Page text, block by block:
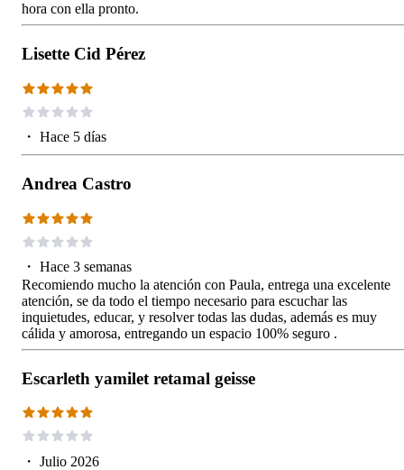
hora con ella pronto.
Lisette Cid Pérez
・ Hace 5 días
Andrea Castro
・ Hace 3 semanas
Recomiendo mucho la atención con Paula, entrega una excelente
atención, se da todo el tiempo necesario para escuchar las
inquietudes, educar, y resolver todas las dudas, además es muy
cálida y amorosa, entregando un espacio 100% seguro .
Escarleth yamilet retamal geisse
・ Julio 2026